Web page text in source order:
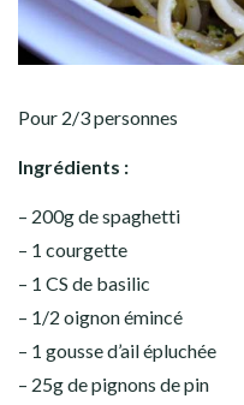
Pour 2/3 personnes
Ingrédients :
– 200g de spaghetti
– 1 courgette
– 1 CS de basilic
– 1/2 oignon émincé
– 1 gousse d’ail épluchée
– 25g de pignons de pin